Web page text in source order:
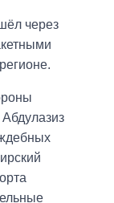
через